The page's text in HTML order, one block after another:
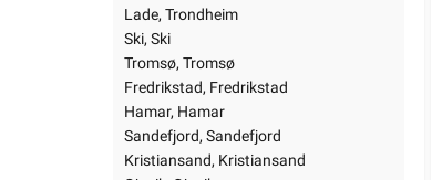
Lade, Trondheim
Ski, Ski
Tromsø, Tromsø
Fredrikstad, Fredrikstad
Hamar, Hamar
Sandefjord, Sandefjord
Kristiansand, Kristiansand